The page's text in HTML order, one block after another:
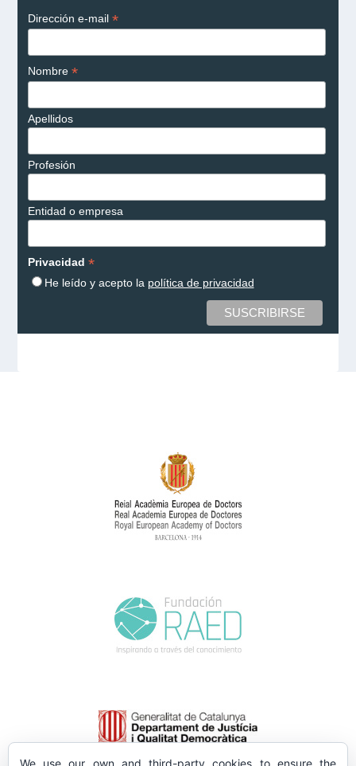
Dirección e-mail *
Nombre *
Apellidos
Profesión
Entidad o empresa
Privacidad *
He leído y acepto la política de privacidad
We use our own and third-party cookies to ensure the